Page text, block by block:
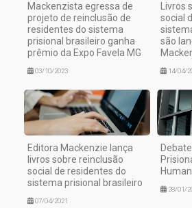
Mackenzista egressa de
projeto de reinclusão de
residentes do sistema
prisional brasileiro ganha
prêmio da Expo Favela MG
03/10/2023
Livros
social
são
14/04/
Editora Mackenzie lança
livros sobre reinclusão
social de residentes do
sistema prisional brasileiro
07/04/2021
28/01/